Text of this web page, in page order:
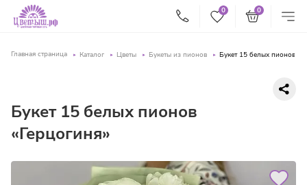
0 0
Главная страница Каталог Цветы Букеты из пионов Букет 15 белых пионов
Букет 15 белых пионов
«Герцогиня»